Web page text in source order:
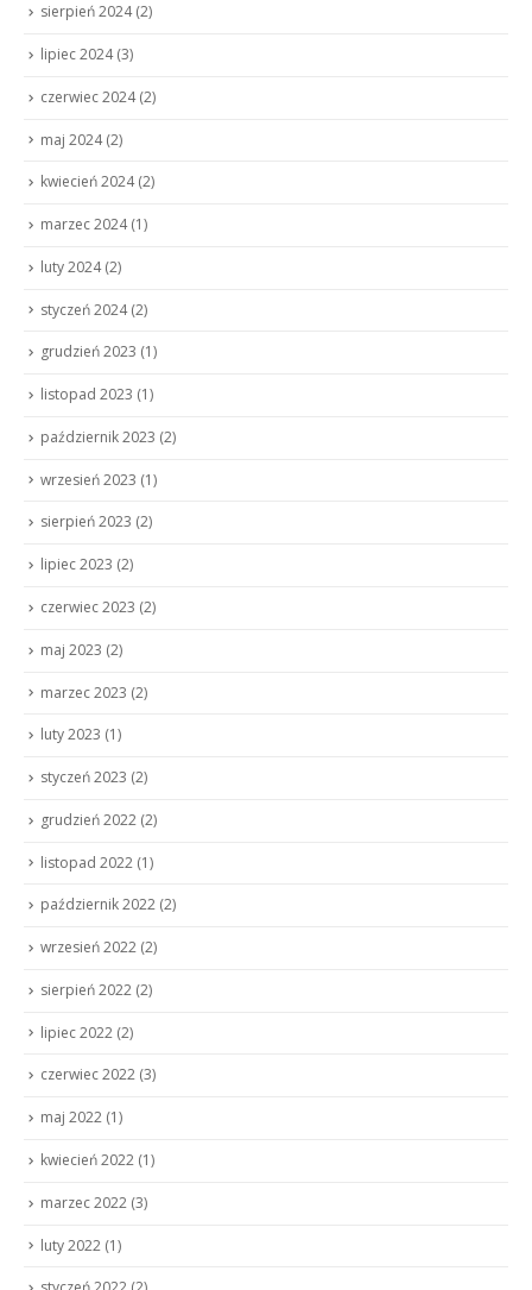
sierpień 2024(2)
lipiec 2024(3)
czerwiec 2024(2)
maj 2024(2)
kwiecień 2024(2)
marzec 2024(1)
luty 2024(2)
styczeń 2024(2)
grudzień 2023 (1)
listopad 2023 (1)
październik 2023 (2)
wrzesień 2023 (1)
sierpień 2023 (2)
lipiec 2023 (2)
czerwiec 2023 (2)
maj 2023 (2)
marzec 2023 (2)
luty 2023 (1)
styczeń 2023 (2)
grudzień 2022 (2)
listopad 2022 (1)
październik 2022 (2)
wrzesień 2022 (2)
sierpień 2022 (2)
lipiec 2022 (2)
czerwiec 2022 (3)
maj 2022 (1)
kwiecień 2022 (1)
marzec 2022 (3)
luty 2022 (1)